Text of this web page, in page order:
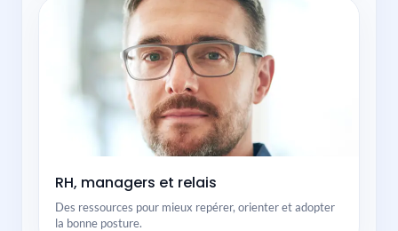
RH, managers et relais
Des ressources pour mieux repérer, orienter et adopter
la bonne posture.